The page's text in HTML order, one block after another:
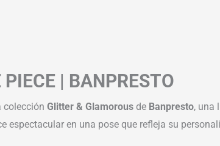
| BANPRESTO
colección Glitter & Glamorous de Banpresto, una
espectacular en una pose que refleja su